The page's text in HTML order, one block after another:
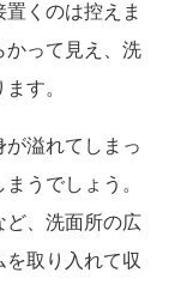
くのは控えま
かって見え、洗
す。
が溢れてしまっ
うでしょう。
ど、洗面所の広
取り入れて収